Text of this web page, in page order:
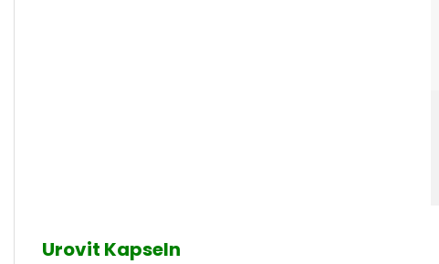
Urovit Kapseln